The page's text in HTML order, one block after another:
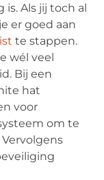
Als jij toch al
er goed aan
te stappen.
wél veel
Bij een
hat
voor
om te